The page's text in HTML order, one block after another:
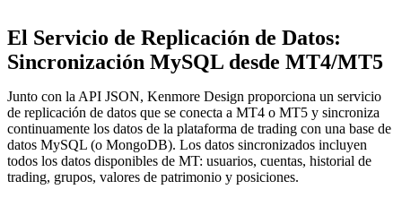
El Servicio de Replicación de Datos:
Sincronización MySQL desde MT4/MT5
Junto con la API JSON, Kenmore Design proporciona un servicio
de replicación de datos que se conecta a MT4 o MT5 y sincroniza
continuamente los datos de la plataforma de trading con una base de
datos MySQL (o MongoDB). Los datos sincronizados incluyen
todos los datos disponibles de MT: usuarios, cuentas, historial de
trading, grupos, valores de patrimonio y posiciones.